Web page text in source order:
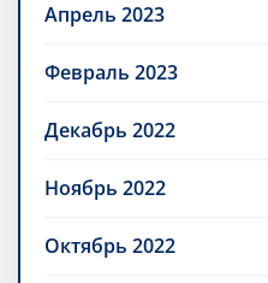
Апрель 2023
Февраль 2023
Декабрь 2022
Ноябрь 2022
Октябрь 2022